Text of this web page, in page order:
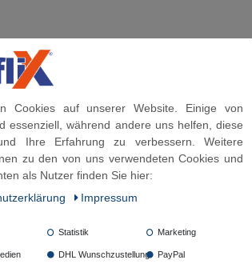
Cookies auf unserer Website. Einige von
essenziell, während andere uns helfen, diese
Ihre Erfahrung zu verbessern. Weitere
zu den von uns verwendeten Cookies und
als Nutzer finden Sie hier:
Impressum
Statistik Marketing
DHL Wunschzustellung PayPal